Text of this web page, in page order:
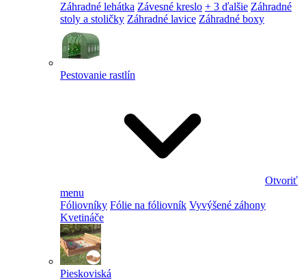
Záhradné lehátka Závesné kreslo + 3 ďalšie Záhradné
stoly a stoličky Záhradné lavice Záhradné boxy
Pestovanie rastlín
Otvoriť
menu
Fóliovníky Fólie na fóliovník Vyvýšené záhony
Kvetináče
Pieskoviská